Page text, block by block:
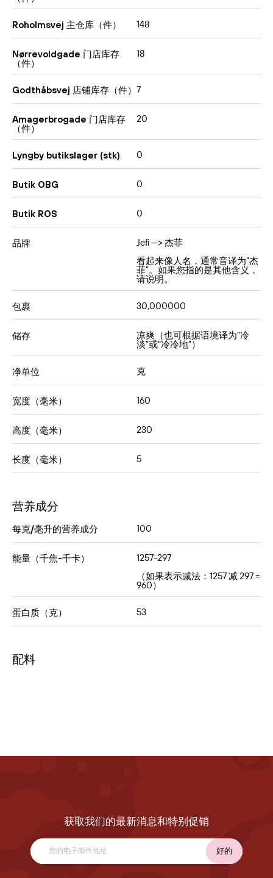
Roholmsvej 主仓库（件） 148
Nørrevoldgade 门店库存
（件）
18
Godthåbsvej 店铺库存（件） 7
Amagerbrogade 门店库存
（件）
20
Lyngby butikslager (stk) 0
Butik OBG 0
Butik ROS 0
品牌
Jefi —> 杰菲
看起来像人名，通常音译为“杰
菲”。如果您指的是其他含义，
请说明。
包裹 30,000000
储存 凉爽（也可根据语境译为“冷
淡”或“冷冷地”）
净单位 克
宽度（毫米） 160
高度（毫米） 230
长度（毫米） 5
营养成分
每克/毫升的营养成分 100
能量（千焦-千卡）
1257-297
（如果表示减法：1257 减 297 =
960）
蛋白质（克） 53
配料
获取我们的最新消息和特别促销